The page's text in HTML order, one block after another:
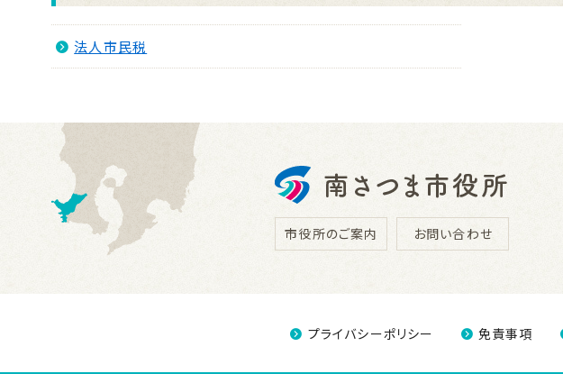
法人市民税
市役所のご案内 お問い合わせ
プライバシーポリシー 免責事項